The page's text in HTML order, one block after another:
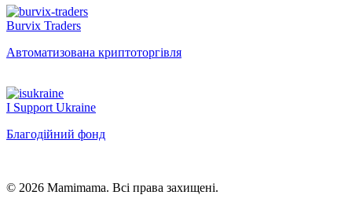
Burvix Traders
Автоматизована криптоторгівля
I Support Ukraine
Благодійний фонд
© 2026 Mamimama. Всі права захищені.